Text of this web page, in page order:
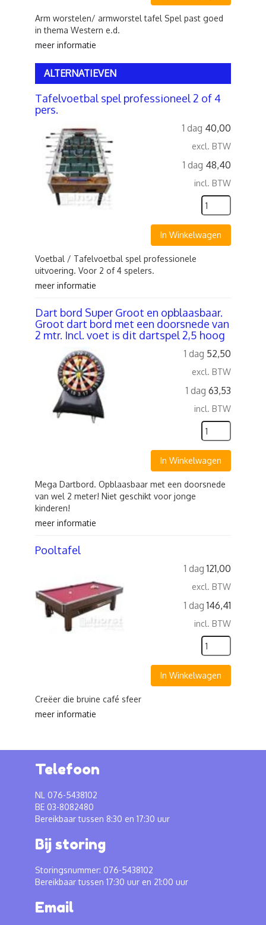
Arm worstelen/ armworstel tafel Spel past goed
in thema Western e.d.
meer informatie
ALTERNATIEVEN
Tafelvoetbal spel professioneel 2 of 4
pers.
1 dag 40,00
excl. BTW
1 dag 48,40
incl. BTW
In Winkelwagen
Voetbal / Tafelvoetbal spel professionele
uitvoering. Voor 2 of 4 spelers.
meer informatie
Dart bord Super Groot en opblaasbaar.
Groot dart bord met een doorsnede van
2 mtr. Incl. voet is dit dartspel 2,5 hoog
1 dag 52,50
excl. BTW
1 dag 63,53
incl. BTW
In Winkelwagen
Mega Dartbord. Opblaasbaar met een doorsnede
van wel 2 meter! Niet geschikt voor jonge
kinderen!
meer informatie
Pooltafel
1 dag 121,00
excl. BTW
1 dag 146,41
incl. BTW
In Winkelwagen
Creëer die bruine café sfeer
meer informatie
Telefoon
NL 076-5438102
BE 03-8082480
Bereikbaar tussen 8:30 en 17:30 uur
Bij storing
Storingsnummer: 076-5438102
Bereikbaar tussen 17:30 uur en 21:00 uur
Email